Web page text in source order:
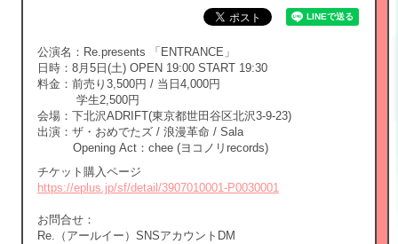
公演名：Re.presents 「ENTRANCE」
日時：8月5日(土) OPEN 19:00 START 19:30
料金：前売り3,500円 / 当日4,000円
学生2,500円
会場：下北沢ADRIFT(東京都世田谷区北沢3-9-23)
出演：ザ・おめでたズ / 浪漫革命 / Sala
Opening Act：chee (ヨコノリrecords)
チケット購入ページ
https://eplus.jp/sf/detail/3907010001-P0030001
お問合せ：
Re.（アールイー）SNSアカウントDM